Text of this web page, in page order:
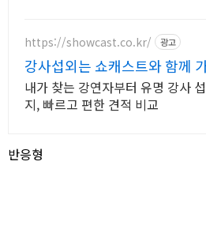
https://showcast.co.kr/ 광고
강사섭외는 쇼캐스트와 함께
빨리 강사님 찾는 방법
내가 찾는 강연자부터 유명 강사
지, 빠르고 편한 견적 비교
반응형